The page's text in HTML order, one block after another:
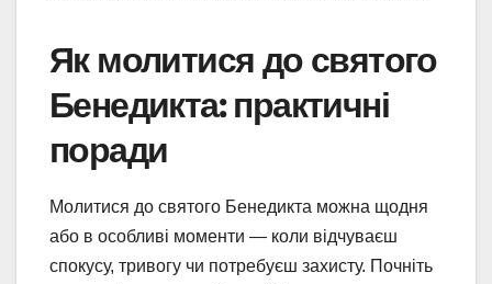
Як молитися до святого
Бенедикта: практичні
поради
Молитися до святого Бенедикта можна щодня
або в особливі моменти — коли відчуваєш
спокусу, тривогу чи потребуєш захисту. Почніть